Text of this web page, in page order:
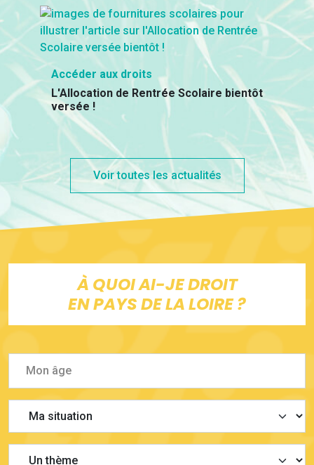
Accéder aux droits
L'Allocation de Rentrée Scolaire bientôt
versée !
Voir toutes les actualités
À QUOI AI-JE DROIT
EN PAYS DE LA LOIRE ?